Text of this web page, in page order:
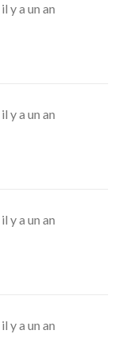
il y a un an
il y a un an
il y a un an
il y a un an